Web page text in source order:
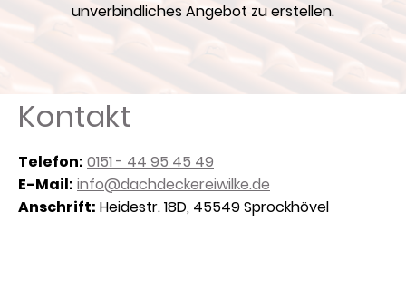
unverbindliches Angebot zu erstellen.
Kontakt
Telefon: 0151 - 44 95 45 49
E-Mail: info@dachdeckereiwilke.de
Anschrift: Heidestr. 18D, 45549 Sprockhövel